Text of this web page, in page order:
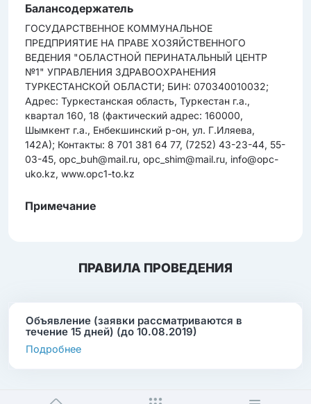
Балансодержатель
ГОСУДАРСТВЕННОЕ КОММУНАЛЬНОЕ
ПРЕДПРИЯТИЕ НА ПРАВЕ ХОЗЯЙСТВЕННОГО
ВЕДЕНИЯ "ОБЛАСТНОЙ ПЕРИНАТАЛЬНЫЙ ЦЕНТР
№1" УПРАВЛЕНИЯ ЗДРАВООХРАНЕНИЯ
ТУРКЕСТАНСКОЙ ОБЛАСТИ; БИН: 070340010032;
Адрес: Туркестанская область, Туркестан г.а.,
квартал 160, 18 (фактический адрес: 160000,
Шымкент г.а., Енбекшинский р-он, ул. Г.Иляева,
142А); Контакты: 8 701 381 64 77, (7252) 43-23-44, 55-
03-45, opc_buh@mail.ru, opc_shim@mail.ru, info@opc-
uko.kz, www.opc1-to.kz
Примечание
ПРАВИЛА ПРОВЕДЕНИЯ
Объявление (заявки рассматриваются в
течение 15 дней) (до 10.08.2019)
Подробнее